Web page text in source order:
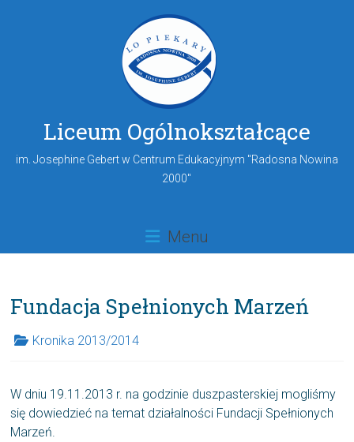
Liceum Ogólnokształcące
im. Josephine Gebert w Centrum Edukacyjnym "Radosna Nowina
2000"
Menu
Fundacja Spełnionych Marzeń
Kronika 2013/2014
W dniu 19.11.2013 r. na godzinie duszpasterskiej mogliśmy
się dowiedzieć na temat działalności Fundacji Spełnionych
Marzeń.